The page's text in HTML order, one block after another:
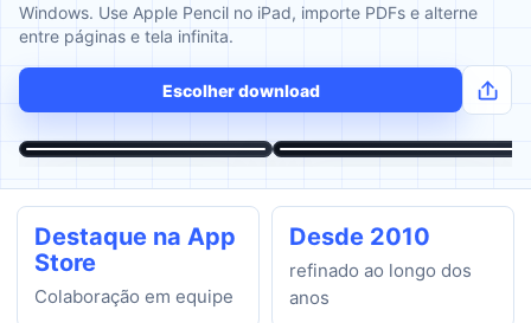
Windows. Use Apple Pencil no iPad, importe PDFs e alterne
entre páginas e tela infinita.
Escolher download
Destaque na App
Store
Colaboração em equipe
Desde 2010
refinado ao longo dos
anos